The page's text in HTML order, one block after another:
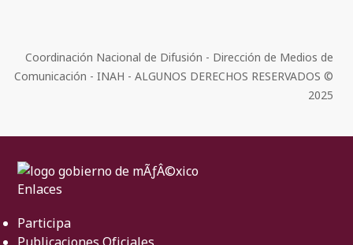
Coordinación Nacional de Difusión - Dirección de Medios de
Comunicación - INAH - ALGUNOS DERECHOS RESERVADOS ©
2025
Enlaces
Participa